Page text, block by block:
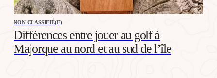
NON CLASSIFIÉ(E)
Différences entre jouer au golf à
Majorque au nord et au sud de l’île